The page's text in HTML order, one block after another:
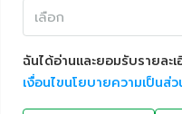
เลือก
ฉันได้อ่านและยอมรับรายละ
เงื่อนไขนโยบายความเป็นส่